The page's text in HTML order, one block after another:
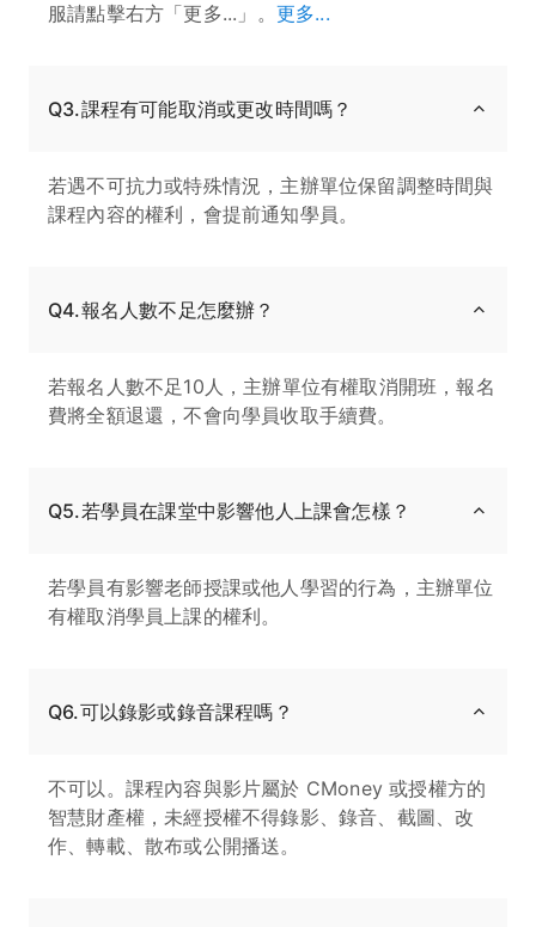
服請點擊右方「更多...」。 更多...
Q3.課程有可能取消或更改時間嗎？
若遇不可抗力或特殊情況，主辦單位保留調整時間與
課程內容的權利，會提前通知學員。
Q4.報名人數不足怎麼辦？
若報名人數不足10人，主辦單位有權取消開班，報名
費將全額退還，不會向學員收取手續費。
Q5.若學員在課堂中影響他人上課會怎樣？
若學員有影響老師授課或他人學習的行為，主辦單位
有權取消學員上課的權利。
Q6.可以錄影或錄音課程嗎？
不可以。課程內容與影片屬於 CMoney 或授權方的
智慧財產權，未經授權不得錄影、錄音、截圖、改
作、轉載、散布或公開播送。